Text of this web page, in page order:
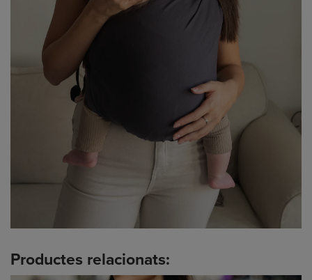
Productes relacionats: